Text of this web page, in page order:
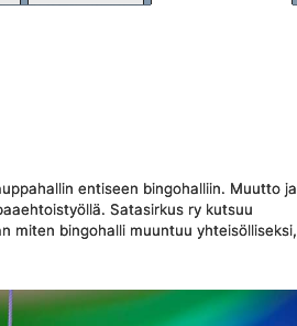
entiseen bingohalliin. Muutto ja
Satasirkus ry kutsuu
miten bingohalli muuntuu yhteisölliseksi,